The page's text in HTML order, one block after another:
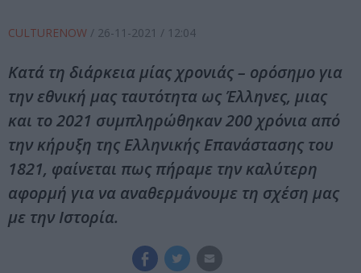
CULTURENOW / 26-11-2021 / 12:04
Κατά τη διάρκεια μίας χρονιάς – ορόσημο για
την εθνική μας ταυτότητα ως Έλληνες, μιας
και το 2021 συμπληρώθηκαν 200 χρόνια από
την κήρυξη της Ελληνικής Επανάστασης του
1821, φαίνεται πως πήραμε την καλύτερη
αφορμή για να αναθερμάνουμε τη σχέση μας
με την Ιστορία.